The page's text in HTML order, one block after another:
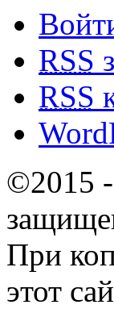
RSS
RSS
©2015
При
этот